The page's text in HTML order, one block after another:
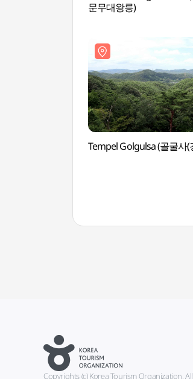
문무대왕릉)
Tempel Golgulsa (골굴사(
Copyrights (c) Korea Tourism Organization.